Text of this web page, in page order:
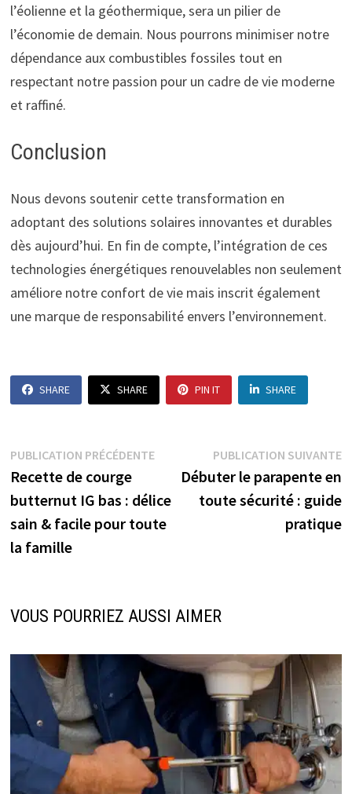
l’éolienne et la géothermique, sera un pilier de
l’économie de demain. Nous pourrons minimiser notre
dépendance aux combustibles fossiles tout en
respectant notre passion pour un cadre de vie moderne
et raffiné.
Conclusion
Nous devons soutenir cette transformation en
adoptant des solutions solaires innovantes et durables
dès aujourd’hui. En fin de compte, l’intégration de ces
technologies énergétiques renouvelables non seulement
améliore notre confort de vie mais inscrit également
une marque de responsabilité envers l’environnement.
SHARE SHARE PIN IT SHARE
Navigation
de
l’article
PUBLICATION PRÉCÉDENTEPublication
précédente :
Recette de courge
butternut IG bas : délice
sain & facile pour toute
la famille
PUBLICATION SUIVANTE
Débuter le parapente en
toute sécurité : guide
pratique
VOUS POURRIEZ AUSSI AIMER